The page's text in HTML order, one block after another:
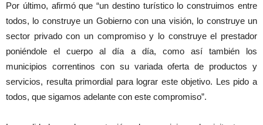
Por último, afirmó que “un destino turístico lo construimos entre
todos, lo construye un Gobierno con una visión, lo construye un
sector privado con un compromiso y lo construye el prestador
poniéndole el cuerpo al día a día, como así también los
municipios correntinos con su variada oferta de productos y
servicios, resulta primordial para lograr este objetivo. Les pido a
todos, que sigamos adelante con este compromiso”.